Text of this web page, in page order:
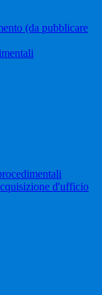
(da pubblicare
d'ufficio